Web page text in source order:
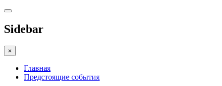
Sidebar
×
Главная
Предстоящие события